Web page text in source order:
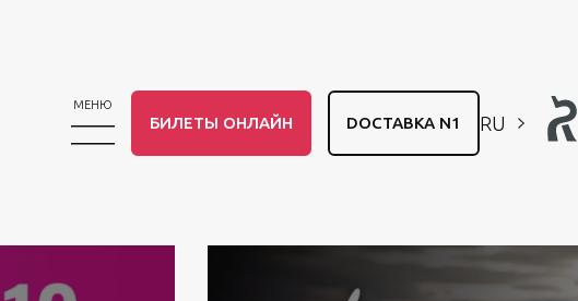
МЕНЮ
БИЛЕТЫ ОНЛАЙН DОСТАВКА N1 RU EN